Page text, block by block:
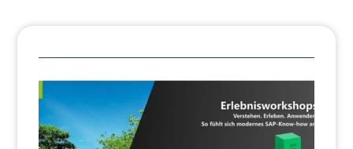
Kontakt